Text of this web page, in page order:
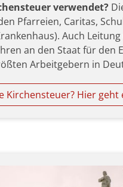
verwendet?
Pfarreien, Caritas,
Auch
an den Staat für den
Arbeitgebern in
Kirchensteuer? Hier geht